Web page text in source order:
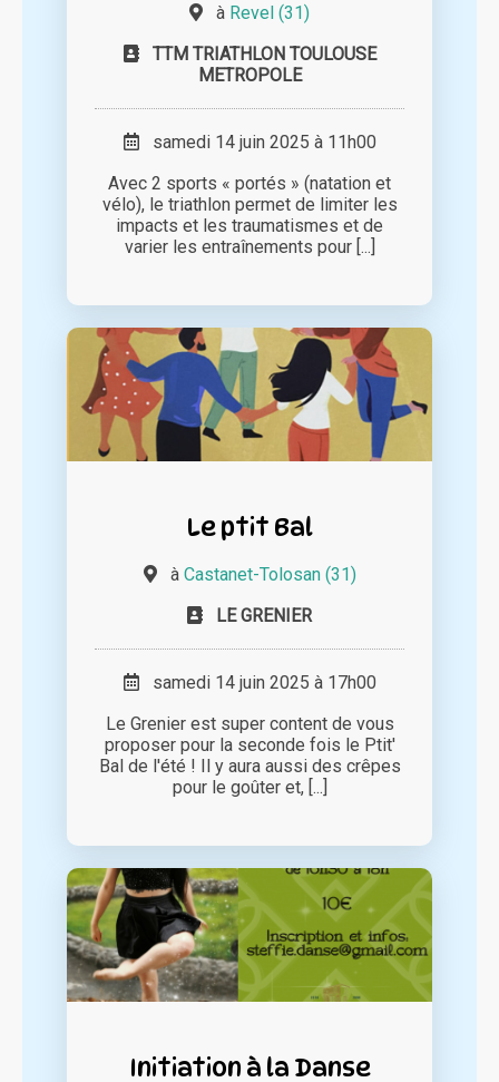
à Revel (31)
TTM TRIATHLON TOULOUSE
METROPOLE
samedi 14 juin 2025 à 11h00
Avec 2 sports « portés » (natation et
vélo), le triathlon permet de limiter les
impacts et les traumatismes et de
varier les entraînements pour [...]
Le ptit Bal
à Castanet-Tolosan (31)
LE GRENIER
samedi 14 juin 2025 à 17h00
Le Grenier est super content de vous
proposer pour la seconde fois le Ptit'
Bal de l'été ! Il y aura aussi des crêpes
pour le goûter et, [...]
Initiation à la Danse